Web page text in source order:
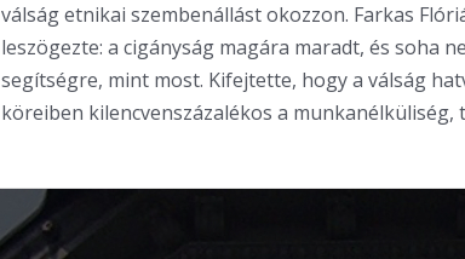
válság etnikai szembenállást okozzon. Farkas
leszögezte: a cigányság magára maradt, és soha
segítségre, mint most. Kifejtette, hogy a válság
köreiben kilencvenszázalékos a munkanélküliség,